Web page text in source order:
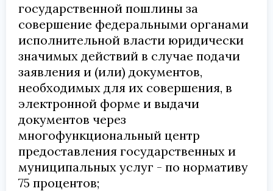
государственной пошлины за
совершение федеральными органами
исполнительной власти юридически
значимых действий в случае подачи
заявления и (или) документов,
необходимых для их совершения, в
электронной форме и выдачи
документов через
многофункциональный центр
предоставления государственных и
муниципальных услуг - по нормативу
75 процентов;